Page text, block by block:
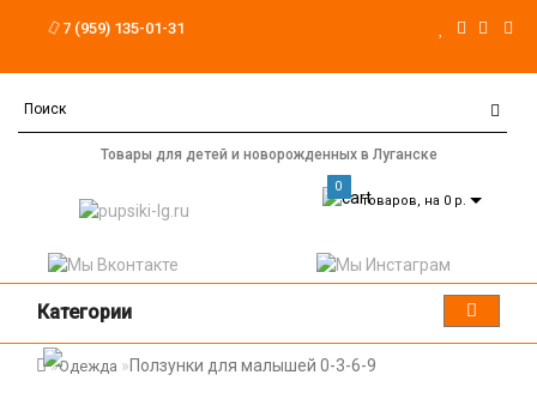
7 (959) 135-01-31
Товары для детей и новорожденных в Луганске
0
товаров, на 0 р.
Категории
Одежда Ползунки для малышей 0-3-6-9